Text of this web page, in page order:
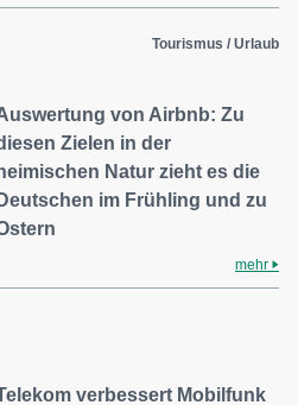
Tourismus / Urlaub
von Airbnb: Zu
Zielen in der
heimischen Natur zieht es die
Deutschen im Frühling und zu
mehr
verbessert Mobilfunk